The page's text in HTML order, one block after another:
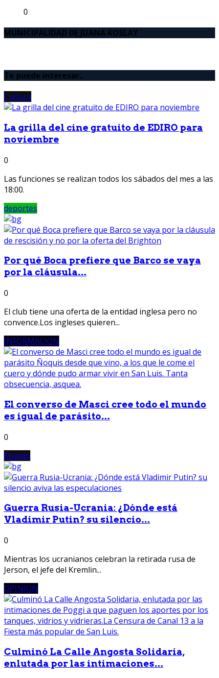
0
MUNICIPALIDAD DE JUANA KOSLAY
Te puede interesar..
Cultura
La grilla del cine gratuito de EDIRO para
noviembre
0
Las funciones se realizan todos los sábados del mes a las
18:00.
deportes
Por qué Boca prefiere que Barco se vaya
por la cláusula...
0
El club tiene una oferta de la entidad inglesa pero no
convence.Los ingleses quieren...
INFORMACION
El converso de Masci cree todo el mundo
es igual de parásito...
0
Mundo
Guerra Rusia-Ucrania: ¿Dónde está
Vladimir Putin? su silencio...
0
Mientras los ucranianos celebran la retirada rusa de
Jerson, el jefe del Kremlin...
OPINION
Culminó La Calle Angosta Solidaria,
enlutada por las intimaciones...